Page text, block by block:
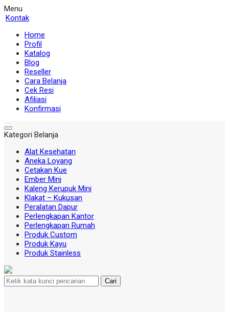
Menu
Kontak
Home
Profil
Katalog
Blog
Reseller
Cara Belanja
Cek Resi
Afiliasi
Konfirmasi
Kategori Belanja
Alat Kesehatan
Aneka Loyang
Cetakan Kue
Ember Mini
Kaleng Kerupuk Mini
Klakat – Kukusan
Peralatan Dapur
Perlengkapan Kantor
Perlengkapan Rumah
Produk Custom
Produk Kayu
Produk Stainless
Cari